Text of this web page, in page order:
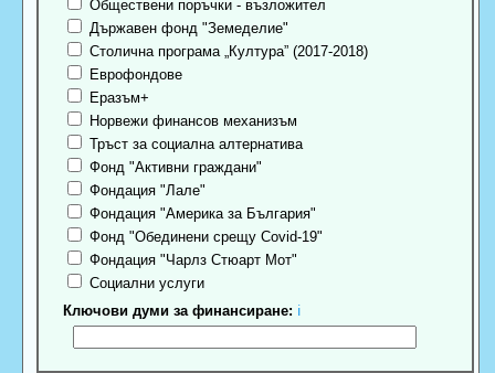
Обществени поръчки - възложител
Държавен фонд "Земеделие"
Столична програма „Култура” (2017-2018)
Еврофондове
Еразъм+
Норвежи финансов механизъм
Тръст за социална алтернатива
Фонд "Активни граждани"
Фондация "Лале"
Фондация "Америка за България"
Фонд "Обединени срещу Covid-19"
Фондация "Чарлз Стюарт Мот"
Социални услуги
Ключови думи за финансиране: ℹ